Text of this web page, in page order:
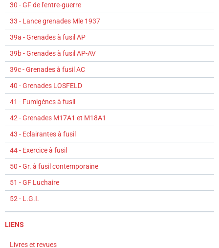
30 - GF de l'entre-guerre
33 - Lance grenades Mle 1937
39a - Grenades à fusil AP
39b - Grenades à fusil AP-AV
39c - Grenades à fusil AC
40 - Grenades LOSFELD
41 - Fumigènes à fusil
42 - Grenades M17A1 et M18A1
43 - Eclairantes à fusil
44 - Exercice à fusil
50 - Gr. à fusil contemporaine
51 - GF Luchaire
52 - L.G.I.
LIENS
Livres et revues